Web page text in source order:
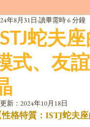
型人格
蛇夫
式、友
年8月31日 讀畢需時 6 分鐘
新： 2024年10月18日
性格特質：ISTJ蛇夫